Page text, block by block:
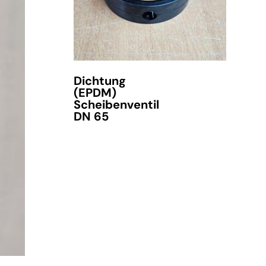
Dichtung
(EPDM)
Scheibenventil
DN 65